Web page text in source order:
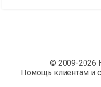
© 2009-2026
Помощь клиентам и